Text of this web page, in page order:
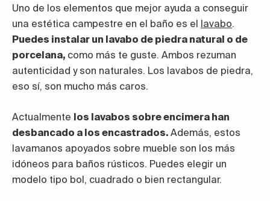
Uno de los elementos que mejor ayuda a conseguir
una estética campestre en el baño es el lavabo.
Puedes instalar un lavabo de piedra natural o de
porcelana, como más te guste. Ambos rezuman
autenticidad y son naturales. Los lavabos de piedra,
eso sí, son mucho más caros.
Actualmente los lavabos sobre encimera han
desbancado a los encastrados. Además, estos
lavamanos apoyados sobre mueble son los más
idóneos para baños rústicos. Puedes elegir un
modelo tipo bol, cuadrado o bien rectangular.